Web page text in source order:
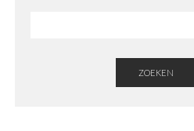
ZOEKEN